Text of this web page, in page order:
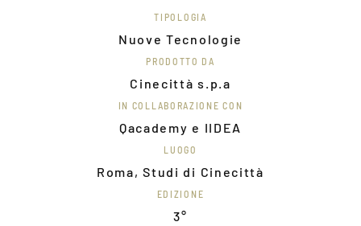
TIPOLOGIA
Nuove Tecnologie
PRODOTTO DA
Cinecittà s.p.a
IN COLLABORAZIONE CON
Qacademy e IIDEA
LUOGO
Roma, Studi di Cinecittà
EDIZIONE
3°